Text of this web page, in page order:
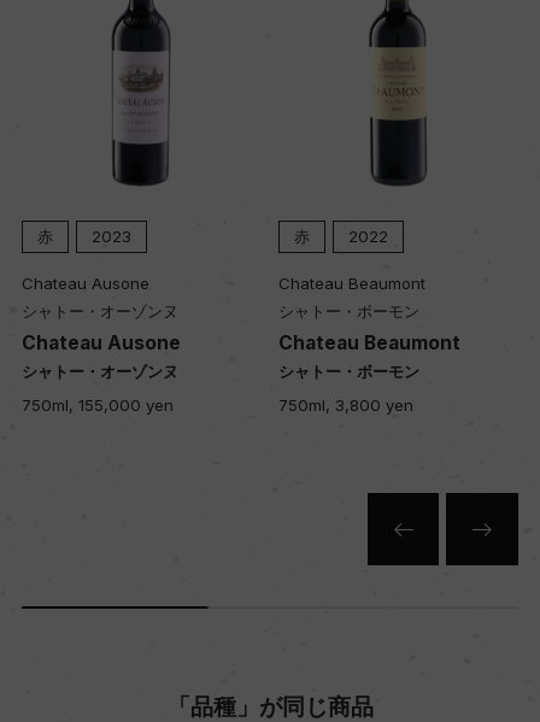
品質分類・原産地呼称
A.O.C.ジヴリ
12
2022
Chateau Beaumont
シャトー・ボーモン
Chateau Beaumont
シャトー・ボーモン
750ml, 3,800 yen
2021
Chateau Beaumont
シャトー・ボーモン
Chateau Beaumont
シャトー・ボーモン
750ml, 3,800 yen
「品種」が同じ商品